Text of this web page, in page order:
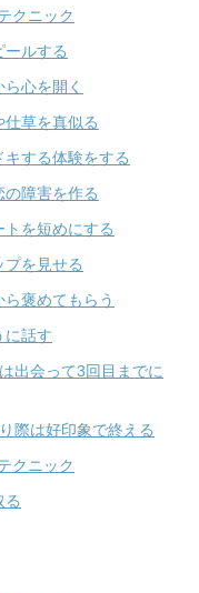
クニック
ルする
心を開く
仕草を真似る
する体験をする
障害を作る
を短めにする
を見せる
褒めてもらう
に話す
出会って3回目までに
際は好印象で終える
クニック
る